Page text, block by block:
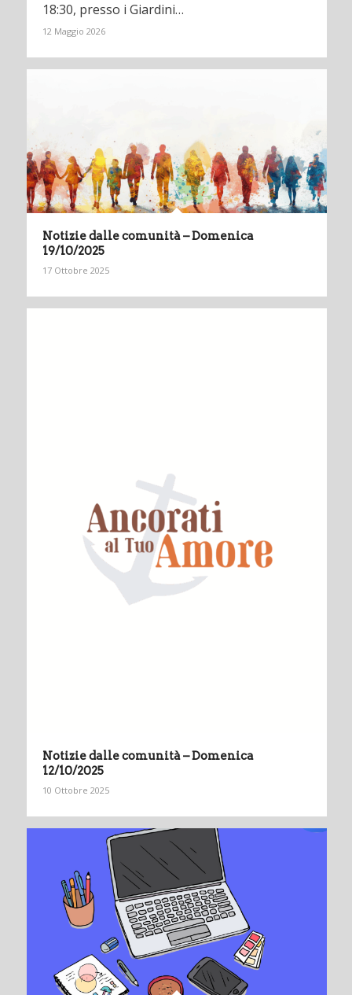
18:30, presso i Giardini…
12 Maggio 2026
Notizie dalle comunità – Domenica
19/10/2025
17 Ottobre 2025
Notizie dalle comunità – Domenica
12/10/2025
10 Ottobre 2025